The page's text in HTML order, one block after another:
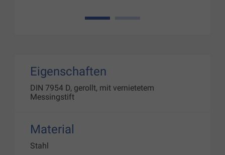
1
Eigenschaften
DIN 7954 D, gerollt, mit vernietetem
Messingstift
Material
Stahl